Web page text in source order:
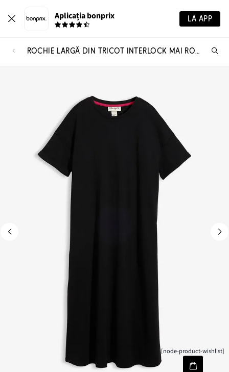
Aplicația bonprix LA APP
ROCHIE LARGĂ DIN TRICOT INTERLOCK MAI ROBUST, CU BUZUNARE
[node-product-wishlist]